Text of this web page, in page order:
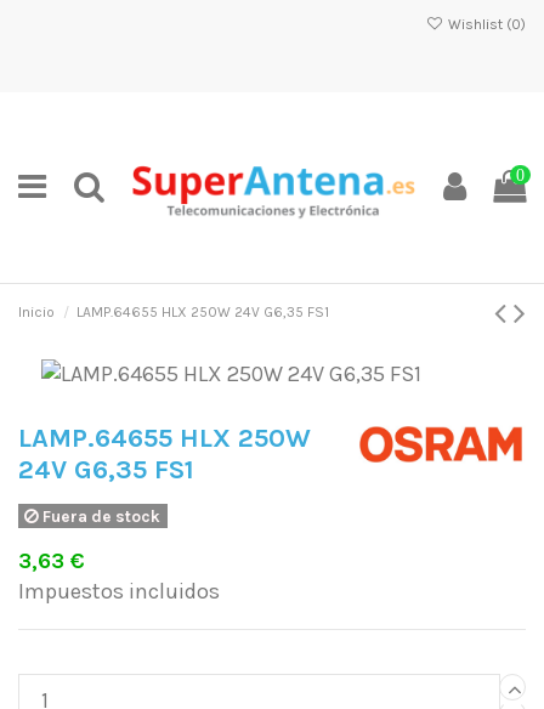
Wishlist (0)
0
Inicio LAMP.64655 HLX 250W 24V G6,35 FS1
LAMP.64655 HLX 250W
24V G6,35 FS1
Fuera de stock
3,63 €
Impuestos incluidos